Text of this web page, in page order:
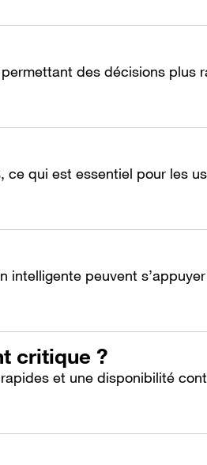
des décisions plus
qui est essentiel pour les
intelligente peuvent
critique ?
et une disponibilité